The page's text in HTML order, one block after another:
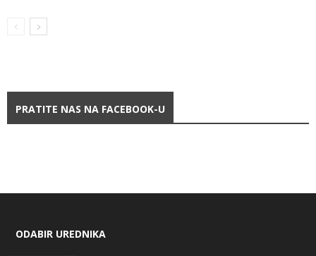
PRATITE NAS NA FACEBOOK-U
ODABIR UREDNIKA